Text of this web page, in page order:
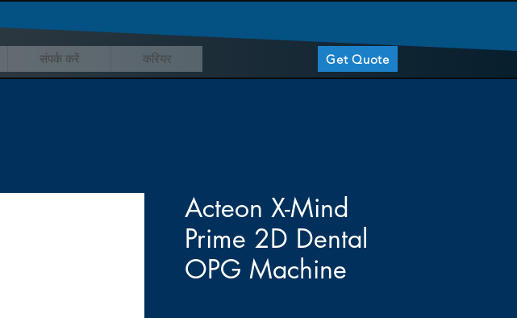
संपर्क करें करियर Get Quote
Acteon X-Mind
Prime 2D Dental
OPG Machine